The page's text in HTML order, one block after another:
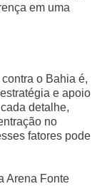
em uma
o Bahia é,
e apoio
detalhe,
no
fatores pode
Arena Fonte